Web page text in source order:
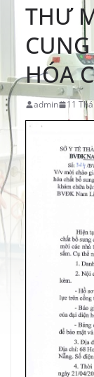
THƯ
HÓA
admin 11